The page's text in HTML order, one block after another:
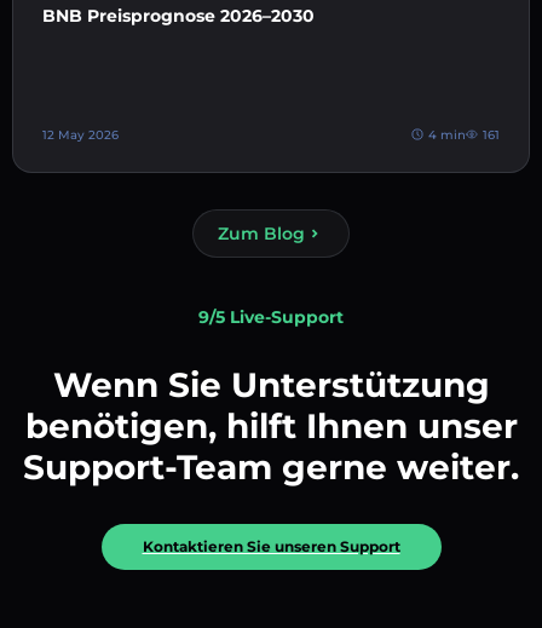
BNB Preisprognose 2026–2030
12 May 2026 4 min 161
Zum Blog
9/5 Live-Support
Wenn Sie Unterstützung
benötigen, hilft Ihnen unser
Support-Team gerne weiter.
Kontaktieren Sie unseren Support